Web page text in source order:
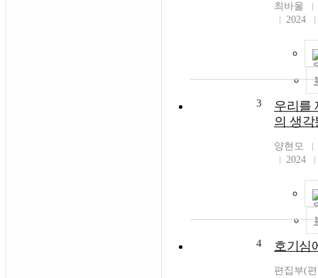
최바울
2024
3
우리를
의 생각
양현모
2024
4 호기심
편집부(